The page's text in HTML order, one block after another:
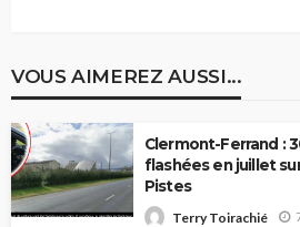
VOUS AIMEREZ AUSSI...
Clermont-Ferrand :
flashées en juillet
Pistes
Terry Toirachié